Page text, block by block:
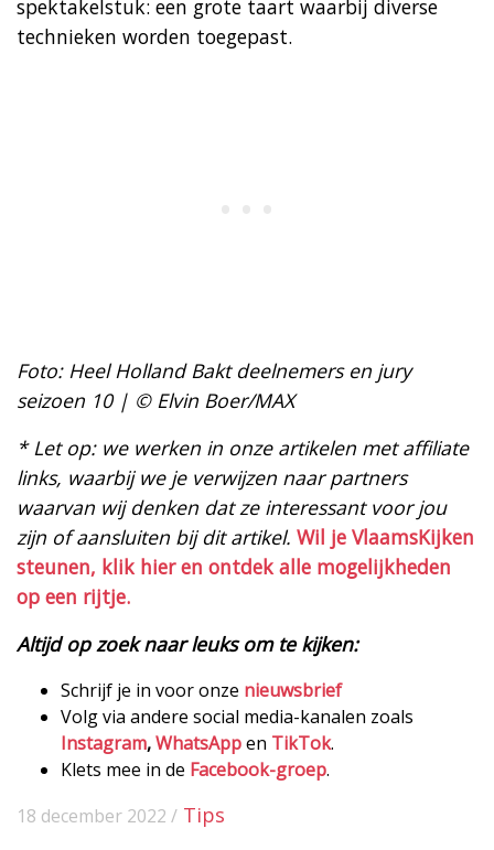
spektakelstuk: een grote taart waarbij diverse
technieken worden toegepast.
Foto: Heel Holland Bakt deelnemers en jury
seizoen 10 | © Elvin Boer/MAX
* Let op: we werken in onze artikelen met affiliate
links, waarbij we je verwijzen naar partners
waarvan wij denken dat ze interessant voor jou
zijn of aansluiten bij dit artikel. Wil je VlaamsKijken
steunen, klik hier en ontdek alle mogelijkheden
op een rijtje.
Altijd op zoek naar leuks om te kijken:
Schrijf je in voor onze nieuwsbrief
Volg via andere social media-kanalen zoals
Instagram,WhatsAppen TikTok.
Klets mee in de Facebook-groep.
18 december 2022 / Tips